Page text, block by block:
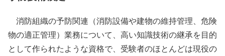
消防組織の予防関連（消防設備や建物の維持管理、危険
物の適正管理）業務について、高い知識技術の継承を目的
として作られたような資格で、受験者のほとんどは現役の